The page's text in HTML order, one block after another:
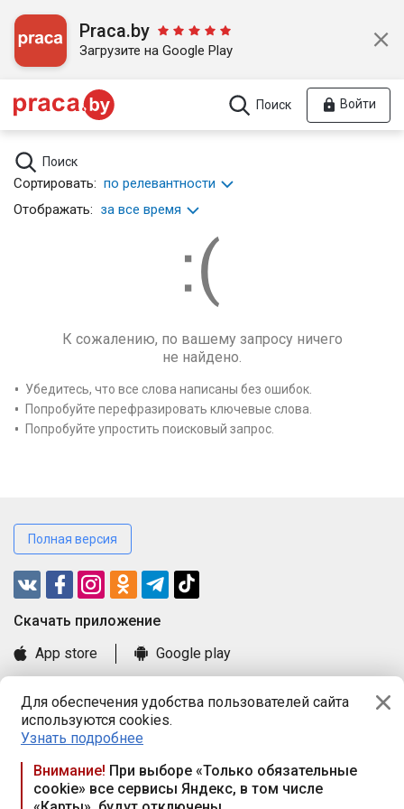
Для обеспечения удобства пользователей сайта
используются cookies.
Узнать подробнее
Внимание! При выборе «Только обязательные
cookie» все сервисы Яндекс, в том числе
Praca.by
Загрузите на Google Play
Поиск Войти
Поиск
Сортировать: по релевантности
Отображать: за все время
К сожалению, по вашему запросу ничего
не найдено.
Убедитесь, что все слова написаны без ошибок.
Попробуйте перефразировать ключевые слова.
Попробуйте упростить поисковый запрос.
Полная версия
Cкачать приложение
App store
Google play
Книга замечаний и предложений
Правила и документы
Praca.by © 2000—2026, ООО «ПРАЦА БАЙ»
Республика Беларусь, 220114, г. Минск, пр-т Независимости
117а, пом. № 9.